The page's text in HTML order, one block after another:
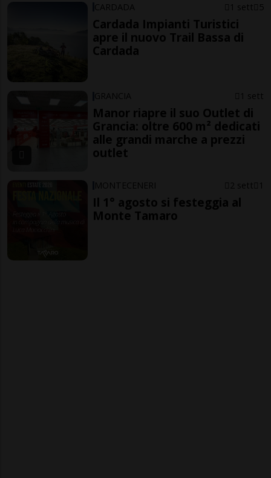
CARDADA 1 sett 5
Cardada Impianti Turistici
apre il nuovo Trail Bassa di
Cardada
GRANCIA 1 sett
Manor riapre il suo Outlet di
Grancia: oltre 600 m² dedicati
alle grandi marche a prezzi
outlet
MONTECENERI 2 sett 1
Il 1° agosto si festeggia al
Monte Tamaro